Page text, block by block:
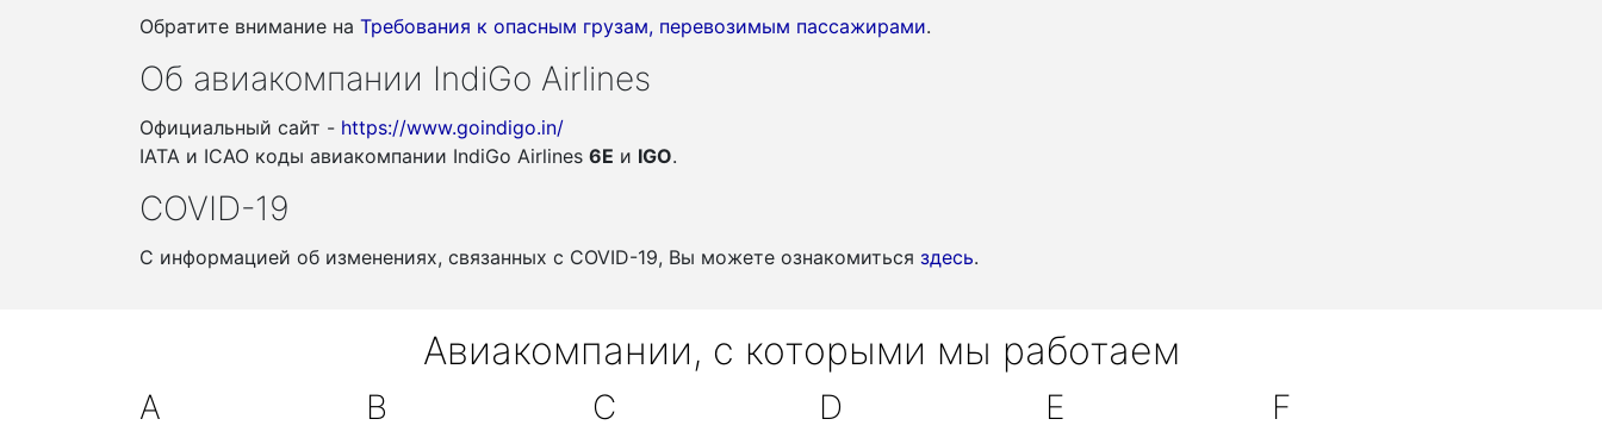
Обратите внимание на Требования к опасным грузам, перевозимым пассажирами.
Об авиакомпании IndiGo Airlines
Официальный сайт - https://www.goindigo.in/
IATA и ICAO коды авиакомпании IndiGo Airlines 6E и IGO.
COVID-19
С информацией об изменениях, связанных c COVID-19, Вы можете ознакомиться здесь.
Авиакомпании, с которыми мы работаем
A B C D E F